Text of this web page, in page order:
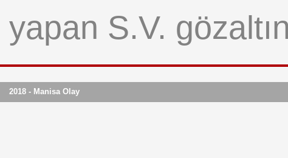
yapan S.V.
2018 - Manisa Olay